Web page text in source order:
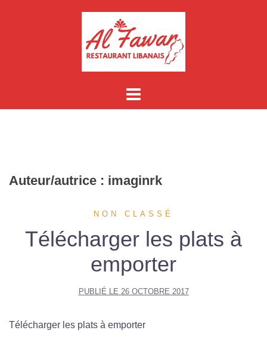
Auteur/autrice : imaginrk
NON CLASSÉ
Télécharger les plats à
emporter
PUBLIÉ LE 26 OCTOBRE 2017
Télécharger les plats à emporter